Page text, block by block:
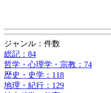
ジャンル：件数
総記：84
哲学・心理学・宗教：74
歴史・史学：118
地理・紀行：129